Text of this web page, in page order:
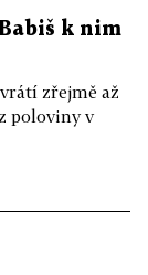
k nim
zřejmě až
poloviny v